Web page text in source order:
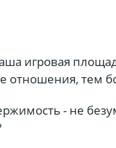
игровая
отношения, тем
- не